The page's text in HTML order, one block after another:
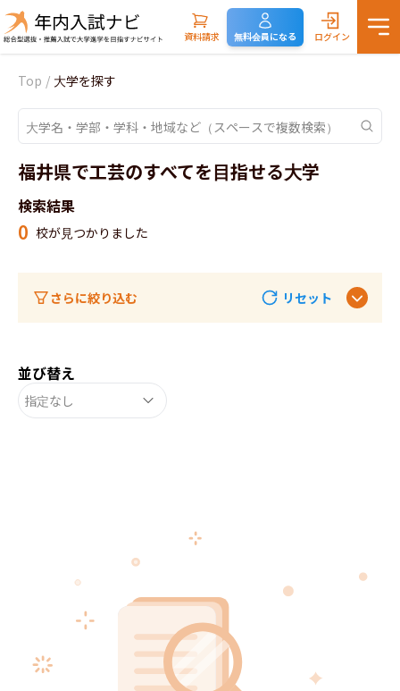
資料請求 無料会員になる ログイン
Top / 大学を探す
福井県で工芸のすべてを目指せる大学
検索結果
0 校が見つかりました
さらに絞り込む リセット
並び替え
指定なし